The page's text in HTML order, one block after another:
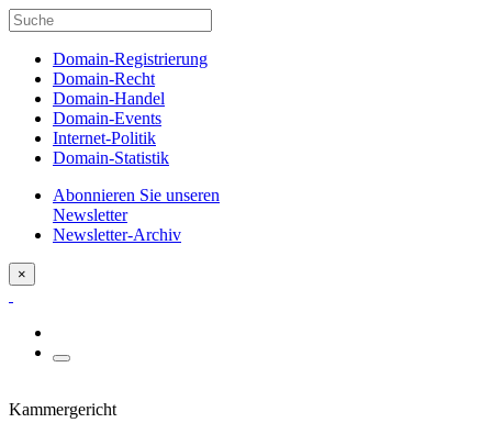
Domain-Registrierung
Domain-Recht
Domain-Handel
Domain-Events
Internet-Politik
Domain-Statistik
Abonnieren Sie unseren
Newsletter
Newsletter-Archiv
×
Kammergericht